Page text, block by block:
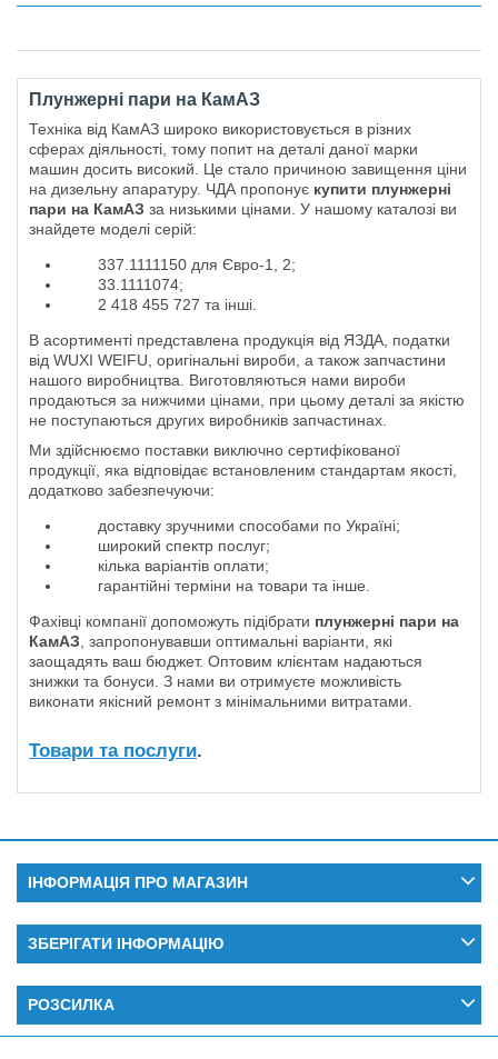
Плунжерні пари на КамАЗ
Техніка від КамАЗ широко використовується в різних
сферах діяльності, тому попит на деталі даної марки
машин досить високий. Це стало причиною завищення ціни
на дизельну апаратуру. ЧДА пропонує купити плунжерні
пари на КамАЗ за низькими цінами. У нашому каталозі ви
знайдете моделі серій:
337.1111150 для Євро-1, 2;
33.1111074;
2 418 455 727 та інші.
В асортименті представлена продукція від ЯЗДА, податки
від WUXI WEIFU, оригінальні вироби, а також запчастини
нашого виробництва. Виготовляються нами вироби
продаються за нижчими цінами, при цьому деталі за якістю
не поступаються других виробників запчастинах.
Ми здійснюємо поставки виключно сертифікованої
продукції, яка відповідає встановленим стандартам якості,
додатково забезпечуючи:
доставку зручними способами по Україні;
широкий спектр послуг;
кілька варіантів оплати;
гарантійні терміни на товари та інше.
Фахівці компанії допоможуть підібрати плунжерні пари на
КамАЗ , запропонувавши оптимальні варіанти, які
заощадять ваш бюджет. Оптовим клієнтам надаються
знижки та бонуси. З нами ви отримуєте можливість
виконати якісний ремонт з мінімальними витратами.
Товари та послуги.
ІНФОРМАЦІЯ ПРО МАГАЗИН
ЗБЕРІГАТИ ІНФОРМАЦІЮ
РОЗСИЛКА